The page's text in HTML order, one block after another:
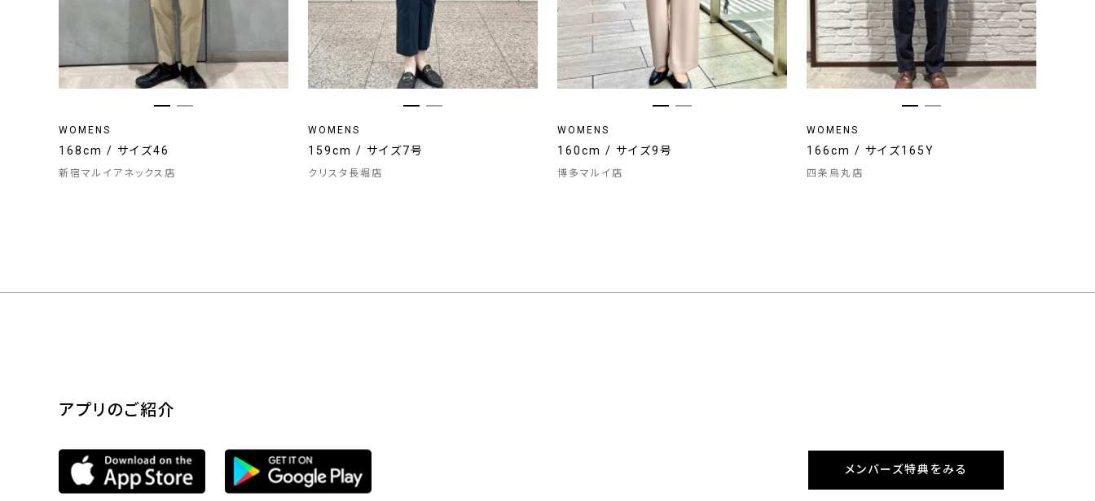
WOMENS
168cm / サイズ46
新宿マルイアネックス店
WOMENS
159cm / サイズ7号
クリスタ長堀店
WOMENS
160cm / サイズ9号
博多マルイ店
WOMENS
166cm / サイズ165Y
四条烏丸店
アプリのご紹介
メンバーズ特典をみる